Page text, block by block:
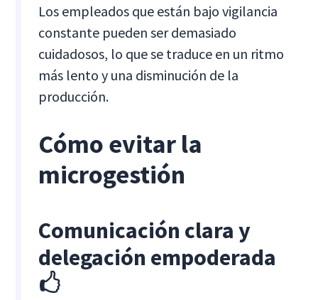
Los empleados que están bajo vigilancia
constante pueden ser demasiado
cuidadosos, lo que se traduce en un ritmo
más lento y una disminución de la
producción.
Cómo evitar la
microgestión
Comunicación clara y
delegación empoderada
🖒